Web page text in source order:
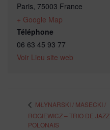
Paris, 75003 France
+ Google Map
Téléphone
06 63 45 93 77
Voir Lieu site web
MŁYNARSKI / MASECKI /
ROGIEWICZ – TRIO DE JAZZ
POLONAIS